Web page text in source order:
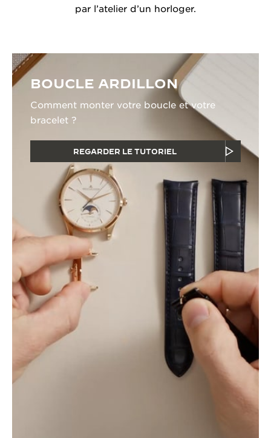
par l’atelier d’un horloger.
BOUCLE ARDILLON
Comment monter votre boucle et votre
bracelet ?
REGARDER LE TUTORIEL